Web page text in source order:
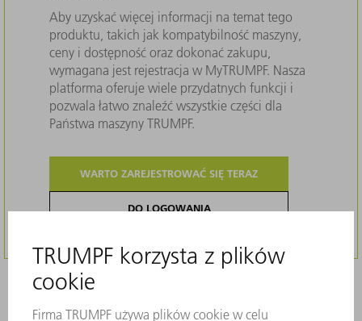
Aby uzyskać więcej informacji na temat tego
produktu, takich jak kompatybilność maszyny,
ceny i dostępność oraz dokonać zakupu,
wymagana jest rejestracja w MyTRUMPF. Nasza
platforma oferuje wiele przydatnych funkcji i
pozwala łatwo znaleźć wszystkie części dla
Państwa maszyny TRUMPF.
WARTO ZAREJESTROWAĆ SIĘ TERAZ
DO LOGOWANIA